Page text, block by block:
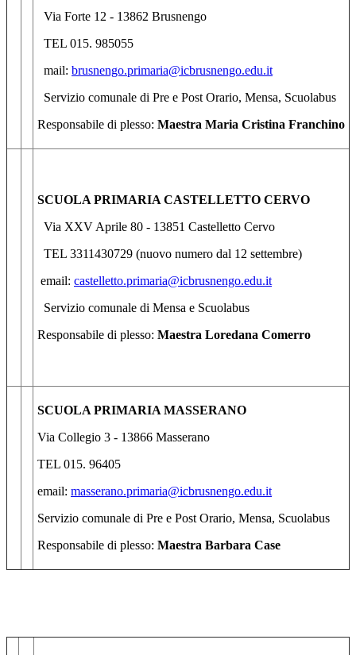
Via Forte 12 - 13862 Brusnengo
TEL 015. 985055
mail: brusnengo.primaria@icbrusnengo.edu.it
Servizio comunale di Pre e Post Orario, Mensa, Scuolabus
Responsabile di plesso: Maestra Maria Cristina Franchino
SCUOLA PRIMARIA CASTELLETTO CERVO
Via XXV Aprile 80 - 13851 Castelletto Cervo
TEL 3311430729 (nuovo numero dal 12 settembre)
email: castelletto.primaria@icbrusnengo.edu.it
Servizio comunale di Mensa e Scuolabus
Responsabile di plesso: Maestra Loredana Comerro
SCUOLA PRIMARIA MASSERANO
Via Collegio 3 - 13866 Masserano
TEL 015. 96405
email: masserano.primaria@icbrusnengo.edu.it
Servizio comunale di Pre e Post Orario, Mensa, Scuolabus
Responsabile di plesso: Maestra Barbara Case